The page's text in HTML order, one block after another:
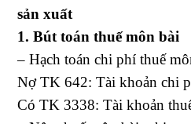
sản xuất
1. Bút toán thuế môn bài
– Hạch toán chi phí thuế
Nợ TK 642: Tài khoản chi
Có TK 3338: Tài khoản